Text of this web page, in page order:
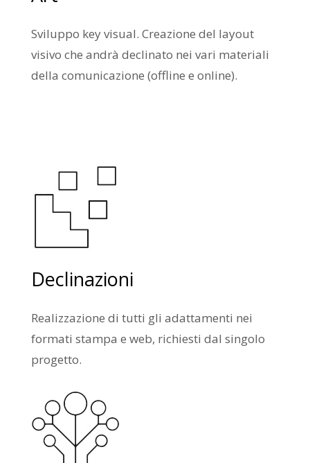
Sviluppo key visual. Creazione del layout
visivo che andrà declinato nei vari materiali
della comunicazione (offline e online).
Declinazioni
Realizzazione di tutti gli adattamenti nei
formati stampa e web, richiesti dal singolo
progetto.